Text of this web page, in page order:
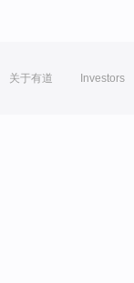
关于有道 Investors